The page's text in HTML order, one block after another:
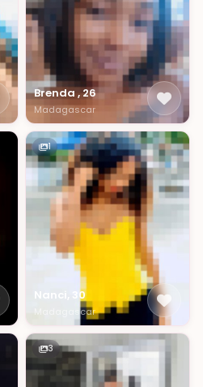
Brenda , 26
Madagascar
1
Nanci, 30
Madagascar
3